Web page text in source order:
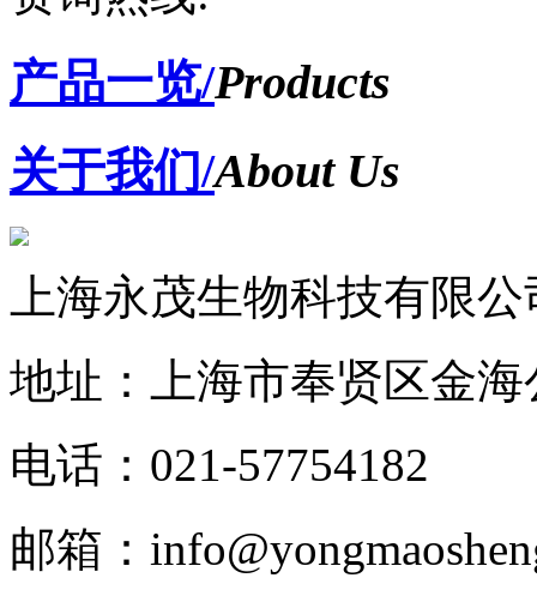
产品一览/Products
关于我们/About Us
上海永茂生物科技有限公
地址：上海市奉贤区金海
电话：021-57754182
邮箱：